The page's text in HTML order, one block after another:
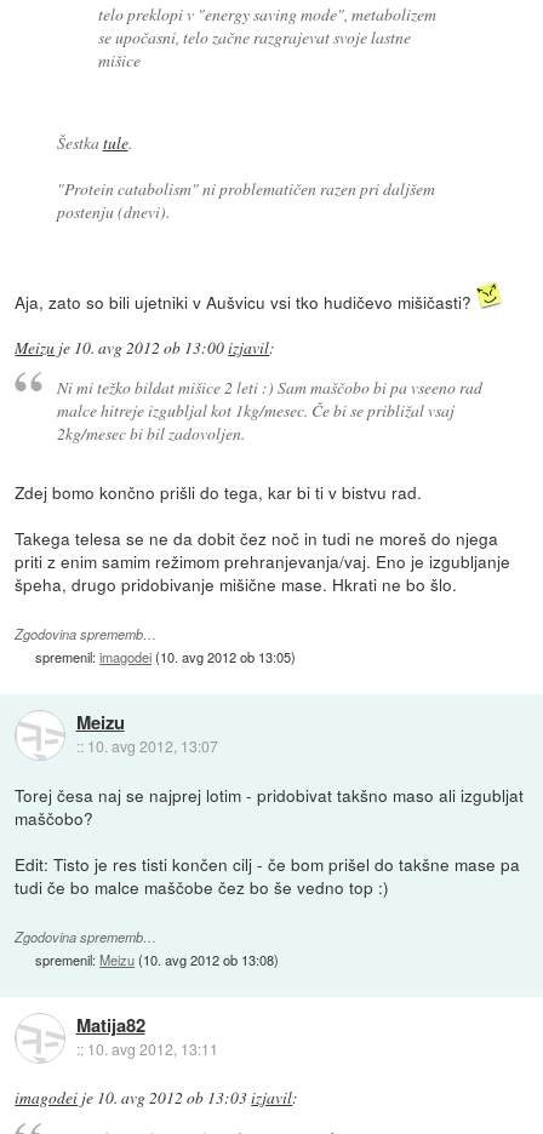
telo preklopi v "energy saving mode", metabolizem
se upočasni, telo začne razgrajevat svoje lastne
mišice
Šestkatule.
"Protein catabolism" ni problematičen razen pri daljšem
postenju (dnevi).
Aja, zato so bili ujetniki v Aušvicu vsi tko hudičevo mišičasti?
Meizu je 10. avg 2012 ob 13:00izjavil:
Ni mi težko bildat mišice 2 leti :) Sam maščobo bi pa vseeno rad
malce hitreje izgubljal kot 1kg/mesec. Če bi se približal vsaj
2kg/mesec bi bil zadovoljen.
Zdej bomo končno prišli do tega, kar bi ti v bistvu rad.
Takega telesa se ne da dobit čez noč in tudi ne moreš do njega
priti z enim samim režimom prehranjevanja/vaj. Eno je izgubljanje
špeha, drugo pridobivanje mišične mase. Hkrati ne bo šlo.
Zgodovina sprememb…
spremenil:imagodei(10. avg 2012 ob 13:05)
Meizu
:: 10. avg 2012, 13:07
Torej česa naj se najprej lotim - pridobivat takšno maso ali izgubljat
maščobo?
Edit: Tisto je res tisti končen cilj - če bom prišel do takšne mase pa
tudi če bo malce maščobe čez bo še vedno top :)
Zgodovina sprememb…
spremenil:Meizu(10. avg 2012 ob 13:08)
Matija82
:: 10. avg 2012, 13:11
imagodei je 10. avg 2012 ob 13:03izjavil: